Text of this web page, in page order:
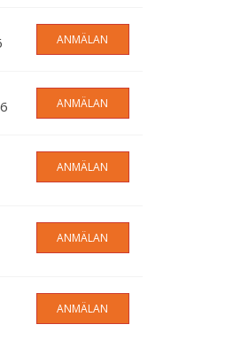
ANMÄLAN
ANMÄLAN
ANMÄLAN
ANMÄLAN
ANMÄLAN